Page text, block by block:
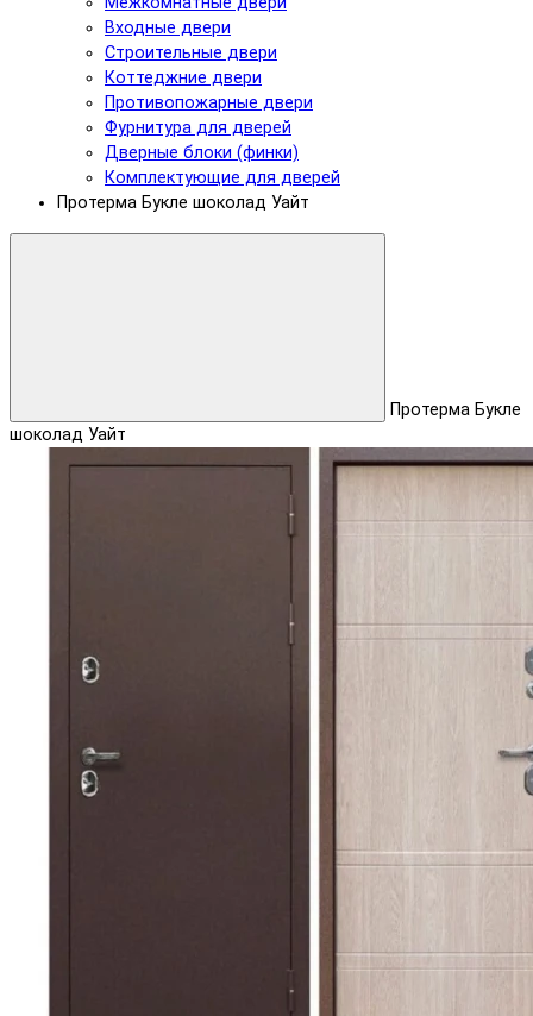
Входные двери
Строительные двери
Коттеджние двери
Противопожарные двери
Фурнитура для дверей
Дверные блоки (финки)
Комплектующие для дверей
Протерма Букле шоколад Уайт
Протерма Букле
шоколад Уайт